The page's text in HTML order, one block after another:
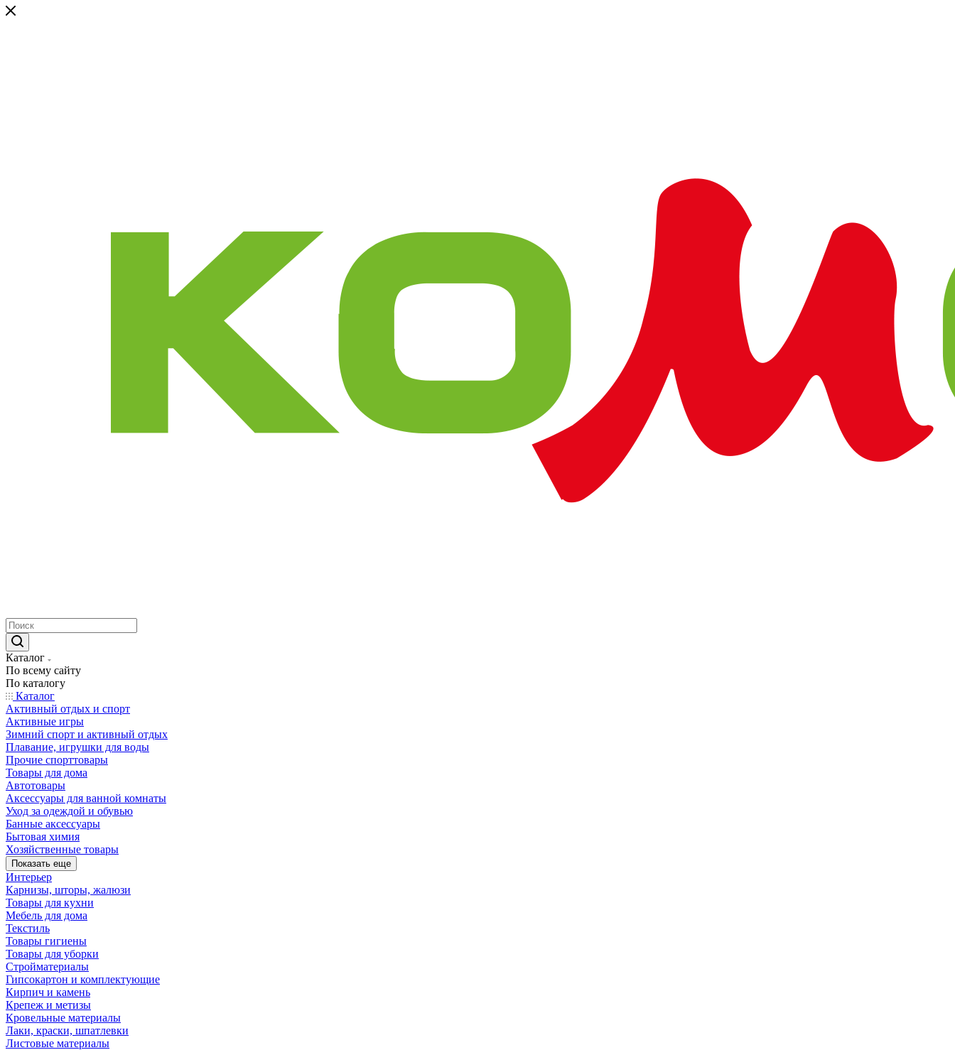
Каталог
По всему сайту
По каталогу
Каталог
Активный отдых и спорт
Активные игры
Зимний спорт и активный отдых
Плавание, игрушки для воды
Прочие спорттовары
Товары для дома
Автотовары
Аксессуары для ванной комнаты
Уход за одеждой и обувью
Банные аксессуары
Бытовая химия
Хозяйственные товары
Показать еще
Интерьер
Карнизы, шторы, жалюзи
Товары для кухни
Мебель для дома
Текстиль
Товары гигиены
Товары для уборки
Стройматериалы
Гипсокартон и комплектующие
Кирпич и камень
Крепеж и метизы
Кровельные материалы
Лаки, краски, шпатлевки
Листовые материалы